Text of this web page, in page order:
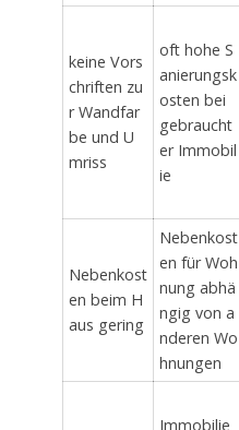
keine Vors
chriften zu
r Wandfar
be und U
mriss
oft hohe S
anierungsk
osten bei
gebraucht
er Immobil
ie
Nebenkost
en beim H
aus gering
Nebenkost
en für Woh
nung abhä
ngig von a
nderen Wo
hnungen
Immobilie